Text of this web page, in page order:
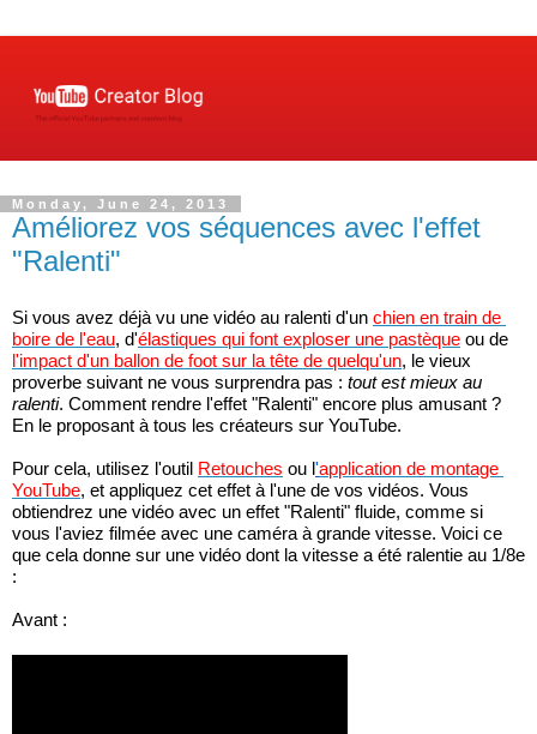
Monday, June 24, 2013
Améliorez vos séquences avec l'effet
"Ralenti"
Si vous avez déjà vu une vidéo au ralenti d'un chien en train de
boire de l'eau, d'élastiques qui font exploser une pastèque
l'impact d'un ballon de foot sur la tête de quelqu'un, le vieux
proverbe suivant ne vous surprendra pas : tout est mieux au
ralenti. Comment rendre l'effet "Ralenti" encore plus amusant ?
En le proposant à tous les créateurs sur YouTube.
Pour cela, utilisez l'outil Retouches ou l'application de montage
YouTube, et appliquez cet effet à l'une de vos vidéos. Vous
obtiendrez une vidéo avec un effet "Ralenti" fluide, comme si
vous l'aviez filmée avec une caméra à grande vitesse. Voici ce
que cela donne sur une vidéo dont la vitesse a été ralentie au 1/8e
:
Avant :